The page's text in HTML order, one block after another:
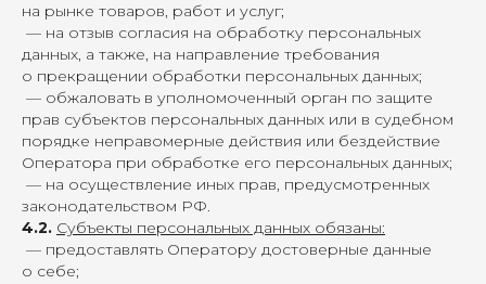
на рынке товаров, работ и услуг;
— на отзыв согласия на обработку персональных
данных, а также, на направление требования
о прекращении обработки персональных данных;
— обжаловать в уполномоченный орган по защите
прав субъектов персональных данных или в судебном
порядке неправомерные действия или бездействие
Оператора при обработке его персональных данных;
— на осуществление иных прав, предусмотренных
законодательством РФ.
4.2. Субъекты персональных данных обязаны:
— предоставлять Оператору достоверные данные
о себе;